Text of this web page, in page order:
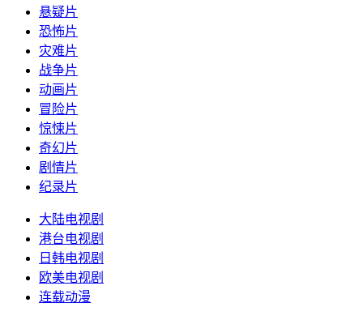
悬疑片
恐怖片
灾难片
战争片
动画片
冒险片
惊悚片
奇幻片
剧情片
纪录片
大陆电视剧
港台电视剧
日韩电视剧
欧美电视剧
连载动漫